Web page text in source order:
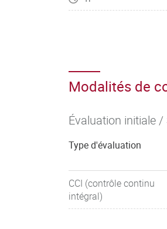
Modalités de
Évaluation initiale
Type d'évaluation
CCI (contrôle continu
intégral)